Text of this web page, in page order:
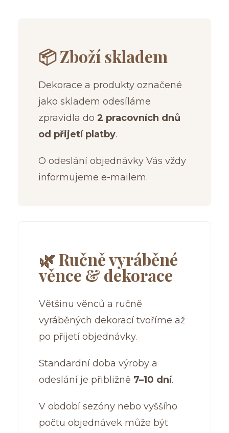
📦 Zboží skladem
Dekorace a produkty označené
jako skladem odesíláme
zpravidla do 2 pracovních dnů
od přijetí platby.
O odeslání objednávky Vás vždy
informujeme e-mailem.
🌿 Ručně vyráběné
věnce & dekorace
Většinu věnců a ručně
vyráběných dekorací tvoříme až
po přijetí objednávky.
Standardní doba výroby a
odeslání je přibližně 7–10 dní.
V období sezóny nebo vyššího
počtu objednávek může být